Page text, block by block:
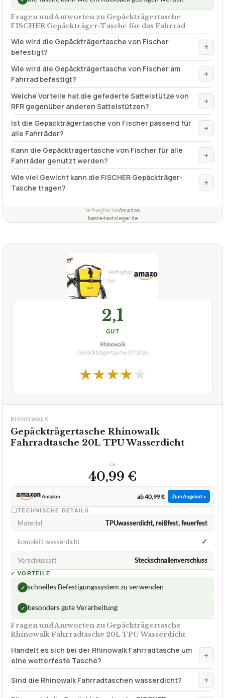
Fragen und Antworten zu Gepäckträgertasche
FISCHER Gepäckträger-Tasche für das Fahrrad
Wie wird die Gepäckträgertasche von Fischer
befestigt?
+
Wie wird die Gepäckträgertasche von Fischer am
Fahrrad befestigt?
+
Welche Vorteile hat die gefederte Sattelstütze von
RFR gegenüber anderen Sattelstützen?
+
Ist die Gepäckträgertasche von Fischer passend für
alle Fahrräder?
+
Kann die Gepäckträgertasche von Fischer für alle
Fahrräder genutzt werden?
+
Wie viel Gewicht kann die FISCHER Gepäckträger-
Tasche tragen?
+
Verfuegbar beiAmazon
beste-testsieger.de
2,1
GUT
Rhinowalk
Gepäckträgertasche 07/2026
★★★★★
RHINOWALK
Gepäckträgertasche Rhinowalk
Fahrradtasche 20L TPU Wasserdicht
ca.
40,99 €
Amazon ab 40,99 € Zum Angebot »
TECHNISCHE DETAILS
Material TPUwasserdicht, reißfest, feuerfest
komplett wasserdicht ✓
Verschlussart Steckschnallenverschluss
✓ VORTEILE
✓ schnelles Befestigungssystem zu verwenden
✓ besonders gute Verarbeitung
Fragen und Antworten zu Gepäckträgertasche
Rhinowalk Fahrradtasche 20L TPU Wasserdicht
Handelt es sich bei der Rhinowalk Fahrradtasche um
eine wetterfeste Tasche?
+
Sind die Rhinowalk Fahrradtaschen wasserdicht? +